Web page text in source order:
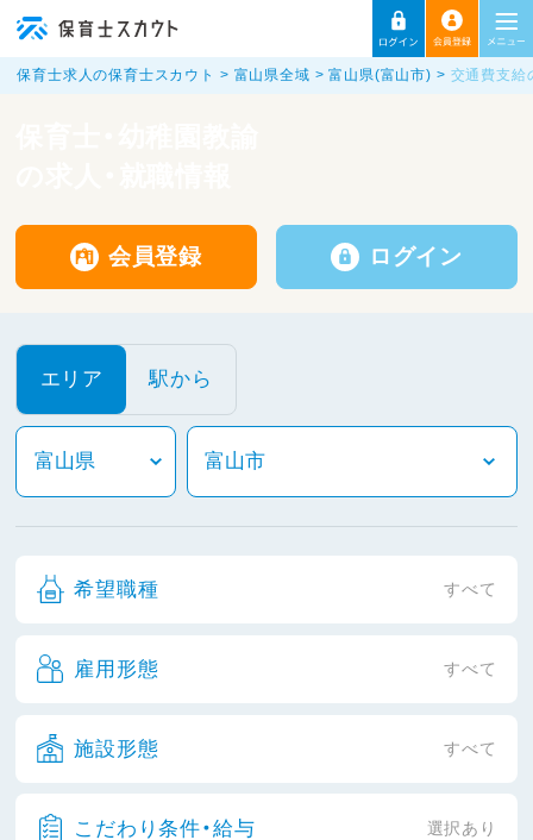
保育士求人の保育士スカウト 富山県全域 富山県(富山市) 交通費支給
会員登録 ログイン
エリア 駅から
希望職種 すべて
雇用形態 すべて
施設形態 すべて
こだわり条件・給与 選択あり